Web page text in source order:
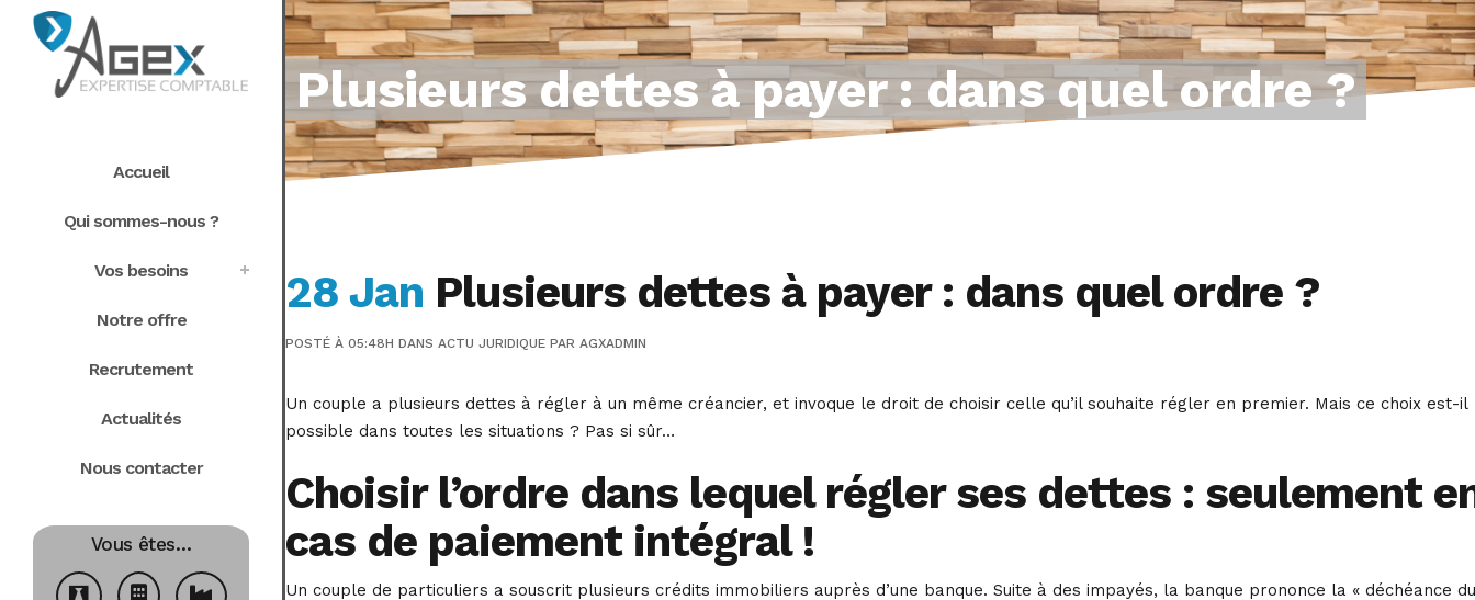
Accueil
Qui sommes-nous ?
Vos besoins
Notre offre
Recrutement
Actualités
Nous contacter
Vous êtes…
Plusieurs dettes à payer : dans quel ordre ?
28 Jan Plusieurs dettes à payer : dans quel ordre ?
POSTÉ À 05:48H DANS ACTU JURIDIQUE PAR AGXADMIN
Un couple a plusieurs dettes à régler à un même créancier, et invoque le droit de choisir celle qu’il souhaite régler en premier. Mais ce choix est-il
possible dans toutes les situations ? Pas si sûr…
Choisir l’ordre dans lequel régler ses dettes : seulement
cas de paiement intégral !
Un couple de particuliers a souscrit plusieurs crédits immobiliers auprès d’une banque. Suite à des impayés, la banque prononce la « déchéance du